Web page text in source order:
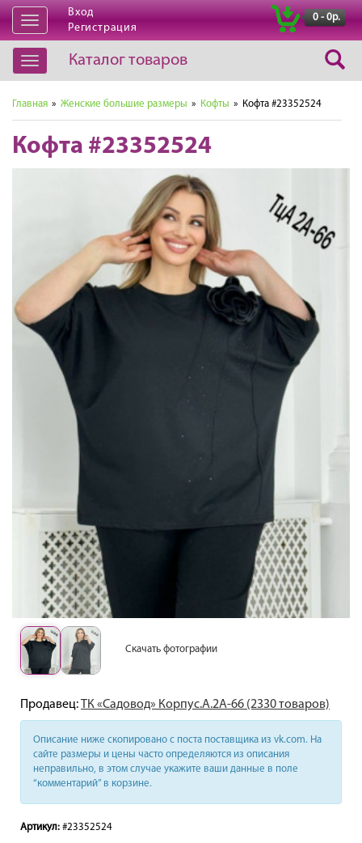
Открыть
навигацию
Вход
Регистрация
0 - 0р.
Открыть
навигацию
Каталог товаров
Главная » Женские большие размеры » Кофты » Кофта #23352524
Кофта #23352524
Скачать фотографии
Продавец:ТК «Садовод» Корпус.А.2А-66 (2330 товаров)
Описание ниже скопировано с поста поставщика из vk.com. На
сайте размеры и цены часто определяются из описания
неправильно, в этом случае укажите ваши данные в поле
“комментарий” в корзине.
Артикул: #23352524